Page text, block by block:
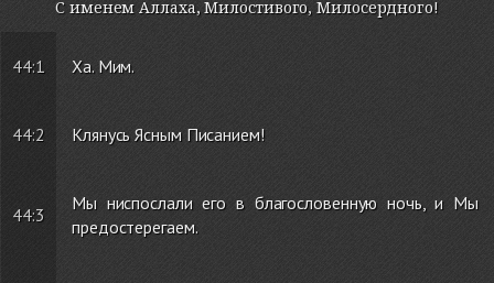
С именем Аллаха, Милостивого, Милосердного!
44:1 Ха. Мим.
44:2 Клянусь Ясным Писанием!
44:3
Мы ниспослали его в благословенную ночь, и Мы
предостерегаем.